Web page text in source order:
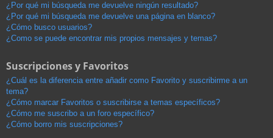
¿Por qué mi búsqueda me devuelve ningún resultado?
¿Por qué mi búsqueda me devuelve una página en blanco?
¿Cómo busco usuarios?
¿Como se puede encontrar mis propios mensajes y temas?
Suscripciones y Favoritos
¿Cuál es la diferencia entre añadir como Favorito y suscribirme a un
tema?
¿Cómo marcar Favoritos o suscribirse a temas específicos?
¿Cómo me suscribo a un foro específico?
¿Cómo borro mis suscripciones?